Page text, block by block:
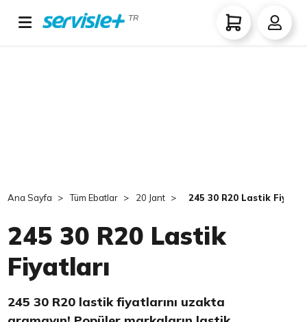
TR
Ana Sayfa Tüm Ebatlar 20 Jant 245 30 R20 Lastik
245 30 R20 Lastik
Fiyatları
245 30 R20 lastik fiyatlarını uzakta